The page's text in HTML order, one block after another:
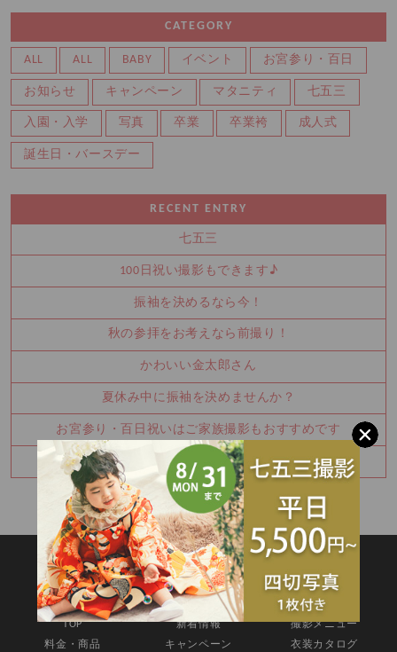
CATEGORY
ALL ALL BABY イベント お宮参り・百日
お知らせ キャンペーン マタニティ 七五三
入園・入学 写真 卒業 卒業袴 成人式
誕生日・バースデー
RECENT ENTRY
七五三
100日祝い撮影もできます♪
振袖を決めるなら今！
秋の参拝をお考えなら前撮り！
かわいい金太郎さん
夏休み中に振袖を決めませんか？
お宮参り・百日祝いはご家族撮影もおすすめです
七五三8月キャンペーン✨
SITEMAP
TOP 新着情報
撮影メニュー
料金・商品
キャンペーン
衣装カタログ